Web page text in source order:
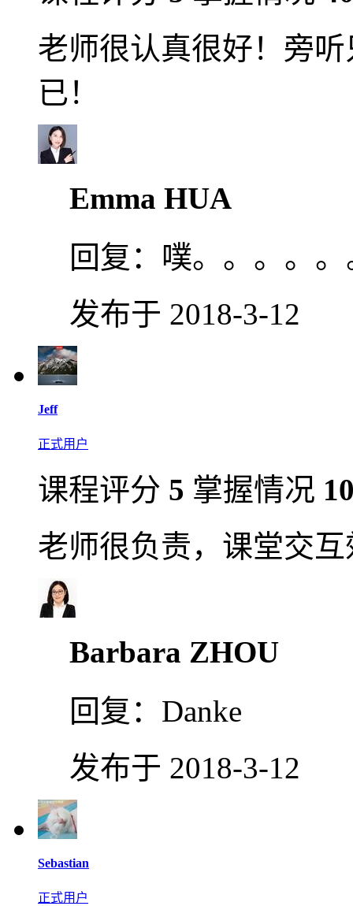
老师很认真很好！旁
已！
Emma HUA
回复： 噗。。。。。
发布于 2018-3-12
Jeff
正式用户
课程评分 5 掌握情况
老师很负责，课堂交
Barbara ZHOU
回复： Danke
发布于 2018-3-12
Sebastian
正式用户